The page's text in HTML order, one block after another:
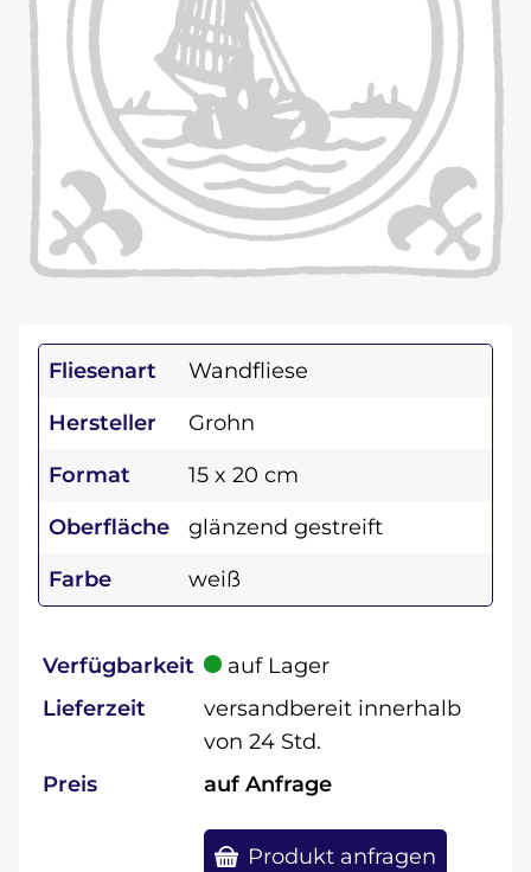
Fliesenart
Wandfliese
Hersteller
Grohn
Format
15 x 20 cm
Oberfläche
glänzend gestreift
Farbe
weiß
Verfügbarkeit
auf Lager
Lieferzeit
versandbereit innerhalb
von 24 Std.
Preis
auf Anfrage
Produkt anfragen